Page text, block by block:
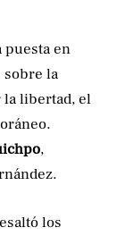
puesta en
sobre la
la libertad, el
,
los